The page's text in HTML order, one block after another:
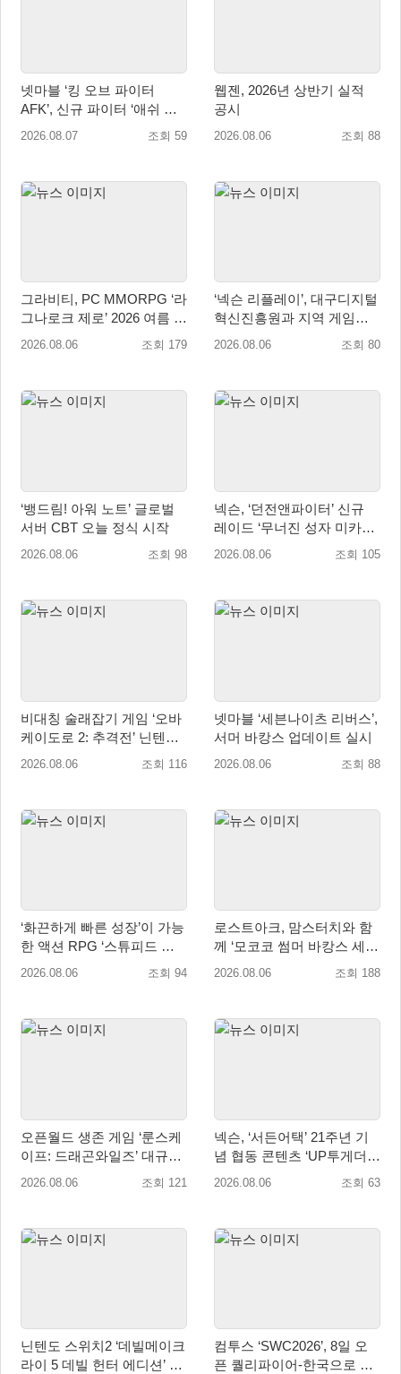
넷마블 ‘킹 오브 파이터
AFK’, 신규 파이터 ‘애쉬 크
림존’ 업데이트
2026.08.07 조회 59
웹젠, 2026년 상반기 실적
공시
2026.08.06 조회 88
그라비티, PC MMORPG ‘라
그나로크 제로’ 2026 여름 프
로모션 진행!
2026.08.06 조회 179
‘넥슨 리플레이’, 대구디지털
혁신진흥원과 지역 게임산
업 육성 위한 업무협약 체결
2026.08.06 조회 80
‘뱅드림! 아워 노트’ 글로벌
서버 CBT 오늘 정식 시작
2026.08.06 조회 98
넥슨, ‘던전앤파이터’ 신규
레이드 ‘무너진 성자 미카엘
라’ 업데이트!
2026.08.06 조회 105
비대칭 술래잡기 게임 ‘오바
케이도로 2: 추격전’ 닌텐도
eShop 출시
2026.08.06 조회 116
넷마블 ‘세븐나이츠 리버스’,
서머 바캉스 업데이트 실시
2026.08.06 조회 88
‘화끈하게 빠른 성장’이 가능
한 액션 RPG ‘스튜피드 네
버 다이즈’ 패키지판 예약판
2026.08.06 조회 94
로스트아크, 맘스터치와 함
께 ‘모코코 썸머 바캉스 세
트’ 출시
2026.08.06 조회 188
오픈월드 생존 게임 ‘룬스케
이프: 드래곤와일즈’ 대규모
유저 편의성 개선 및 사이드
2026.08.06 조회 121
넥슨, ‘서든어택’ 21주년 기
념 협동 콘텐츠 ‘UP투게더’
업데이트
2026.08.06 조회 63
닌텐도 스위치2 ‘데빌메이크
라이 5 데빌 헌터 에디션’ 패
컴투스 ‘SWC2026’, 8일 오
픈 퀄리파이어-한국으로 시